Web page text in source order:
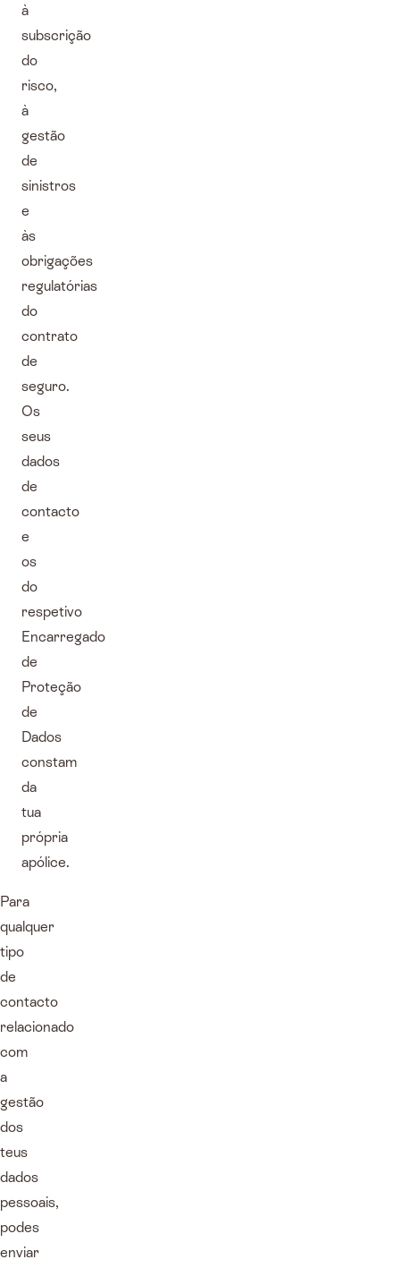
à
subscrição
do
risco,
à
gestão
de
sinistros
e
às
obrigações
regulatórias
do
contrato
de
seguro.
Os
seus
dados
de
contacto
e
os
do
respetivo
Encarregado
de
Proteção
de
Dados
constam
da
tua
própria
apólice.
Para
qualquer
tipo
de
contacto
relacionado
com
a
gestão
dos
teus
dados
pessoais,
podes
enviar